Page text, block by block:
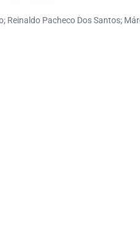
Reinaldo Pacheco Dos Santos;